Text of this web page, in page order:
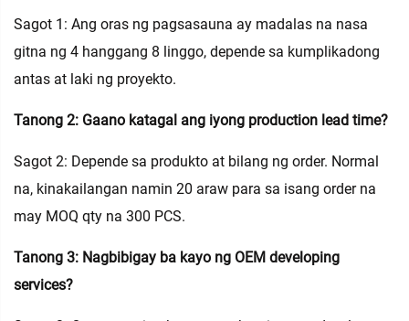
Sagot 1: Ang oras ng pagsasauna ay madalas na nasa
gitna ng 4 hanggang 8 linggo, depende sa kumplikadong
antas at laki ng proyekto.
Tanong 2: Gaano katagal ang iyong production lead time?
Sagot 2: Depende sa produkto at bilang ng order. Normal
na, kinakailangan namin 20 araw para sa isang order na
may MOQ qty na 300 PCS.
Tanong 3: Nagbibigay ba kayo ng OEM developing
services?